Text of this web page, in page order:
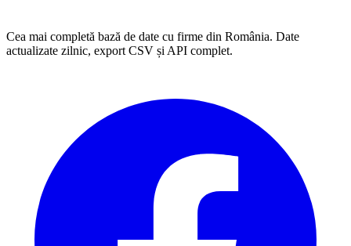
Cea mai completă bază de date cu firme din România. Date
actualizate zilnic, export CSV și API complet.